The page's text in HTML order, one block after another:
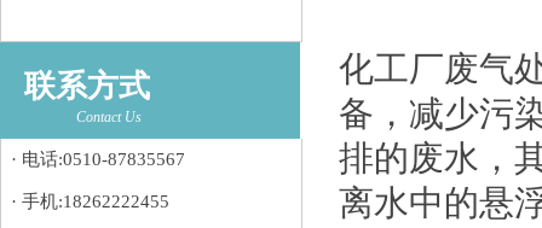
联系方式
Contact Us
· 电话:0510-87835567
· 手机:18262222455
化工厂废气
备，减少污
排的废水，
离水中的悬